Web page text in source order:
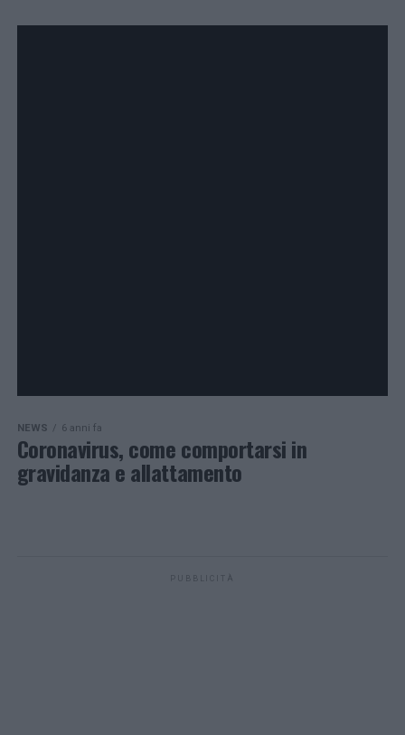
NEWS 6 anni fa
Coronavirus, come comportarsi in
gravidanza e allattamento
PUBBLICITÀ